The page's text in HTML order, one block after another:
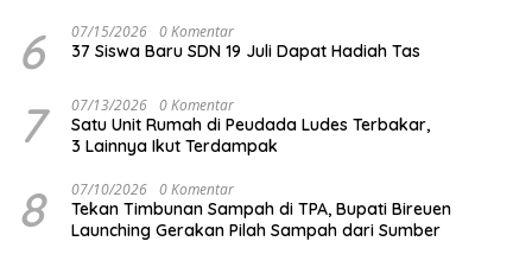
6 07/15/2026 0 Komentar
37 Siswa Baru SDN 19 Juli Dapat Hadiah Tas
7 07/13/2026 0 Komentar
Satu Unit Rumah di Peudada Ludes Terbakar,
3 Lainnya Ikut Terdampak
8 07/10/2026 0 Komentar
Tekan Timbunan Sampah di TPA, Bupati Bireuen
Launching Gerakan Pilah Sampah dari Sumber